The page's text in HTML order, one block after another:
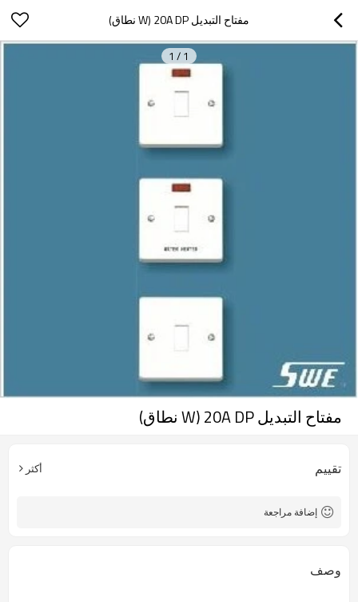
مفتاح التبديل 20A DP (W نطاق)
1
/
1
مفتاح التبديل 20A DP (W نطاق)
تقييم أكثر
إضافة مراجعة
وصف